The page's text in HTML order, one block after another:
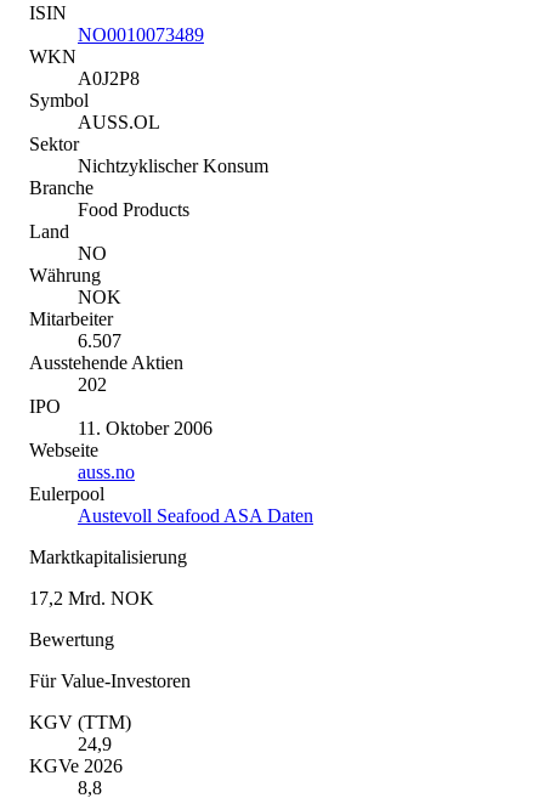
ISIN
NO0010073489
WKN
A0J2P8
Symbol
AUSS.OL
Sektor
Nichtzyklischer Konsum
Branche
Food Products
Land
NO
Währung
NOK
Mitarbeiter
6.507
Ausstehende Aktien
202
IPO
11. Oktober 2006
Webseite
auss.no
Eulerpool
Austevoll Seafood ASA Daten
Marktkapitalisierung
17,2 Mrd. NOK
Bewertung
Für Value-Investoren
KGV (TTM)
24,9
KGVe 2026
8,8